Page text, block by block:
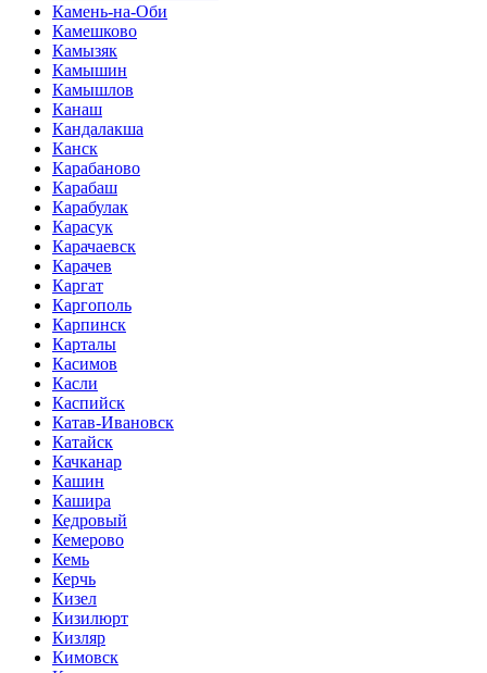
Камень-на-Оби
Камешково
Камызяк
Камышин
Камышлов
Канаш
Кандалакша
Канск
Карабаново
Карабаш
Карабулак
Карасук
Карачаевск
Карачев
Каргат
Каргополь
Карпинск
Карталы
Касимов
Касли
Каспийск
Катав-Ивановск
Катайск
Качканар
Кашин
Кашира
Кедровый
Кемерово
Кемь
Керчь
Кизел
Кизилюрт
Кизляр
Кимовск